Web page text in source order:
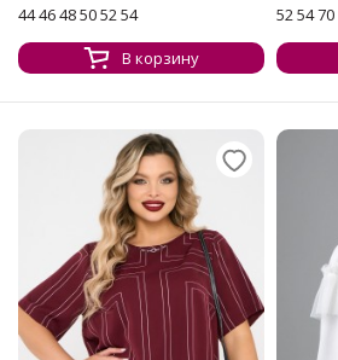
44 46 48 50 52 54
В корзину
52 54 70